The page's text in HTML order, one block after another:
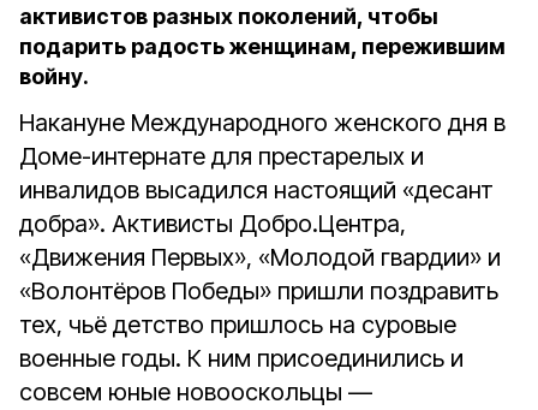
активистов разных поколений, чтобы
подарить радость женщинам, пережившим
войну.
Накануне Международного женского дня в
Доме-интернате для престарелых и
инвалидов высадился настоящий «десант
добра». Активисты Добро.Центра,
«Движения Первых», «Молодой гвардии» и
«Волонтёров Победы» пришли поздравить
тех, чьё детство пришлось на суровые
военные годы. К ним присоединились и
совсем юные новооскольцы —